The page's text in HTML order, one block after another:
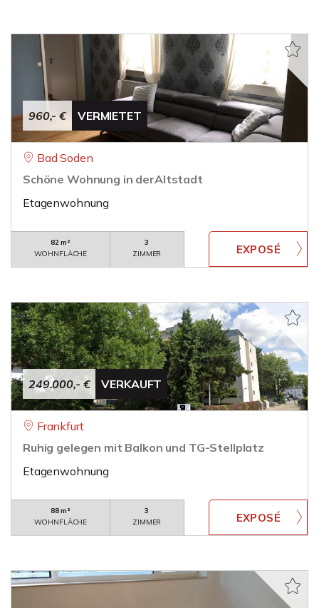
960,- € VERMIETET
Bad Soden
Schöne Wohnung in derAltstadt
Etagenwohnung
82 m²
WOHNFLÄCHE
3
ZIMMER
249.000,- € VERKAUFT
Frankfurt
Ruhig gelegen mit Balkon und TG-Stellplatz
Etagenwohnung
88 m²
WOHNFLÄCHE
3
ZIMMER